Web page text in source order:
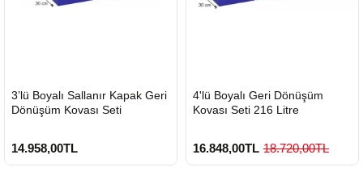
GÖNDERİ
3’lü Boyalı Sallanır Kapak Geri
Dönüşüm Kovası Seti
14.958,00TL
GÖNDERİ
4'lü Boyalı Geri Dönüşüm
Kovası Seti 216 Litre
16.848,00TL 18.720,00TL